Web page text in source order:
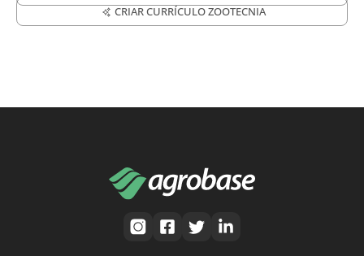
CRIAR CURRÍCULO ZOOTECNIA